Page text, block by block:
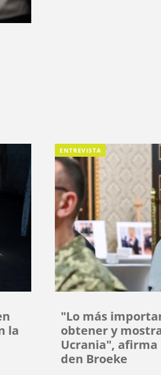
la
ENTREVISTA
"Lo más
obtener y
Ucrania", afirma
den Broeke